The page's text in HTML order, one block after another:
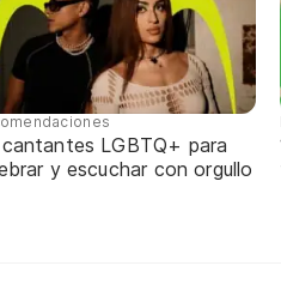
LGBTQ+ para
y escuchar con orgullo